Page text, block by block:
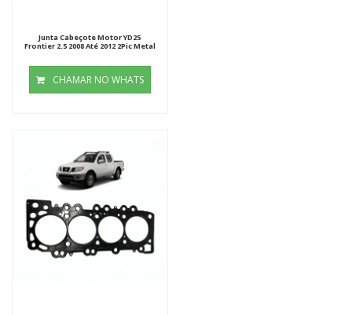
Junta Cabeçote Motor YD25
Frontier 2.5 2008 Até 2012 2Pic Metal
CHAMAR NO WHATS